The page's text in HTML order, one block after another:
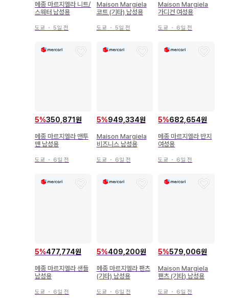
메종 마르지엘라 니트/
스웨터 남성용
도쿄 ・ 5일 전
Maison Margiela
코트 (기타) 남성용
도쿄 ・ 5일 전
Maison Margiela
가디건 여성용
도쿄 ・ 6일 전
5%350,871원
메종 마르지엘라 맨투
맨 남성용
도쿄 ・ 6일 전
5%949,334원
Maison Margiela
비즈니스 남성용
도쿄 ・ 6일 전
5%682,654원
메종 마르지엘라 반지
여성용
도쿄 ・ 6일 전
5%477,774원
메종 마르지엘라 샌들
남성용
도쿄 ・ 6일 전
5%409,200원
메종 마르지엘라 팬츠
(기타) 남성용
도쿄 ・ 6일 전
5%579,006원
Maison Margiela
팬츠 (기타) 남성용
도쿄 ・ 6일 전